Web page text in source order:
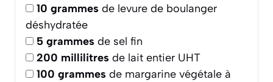
10 grammes de levure de boulanger
déshydratée
5 grammes de sel fin
200 millilitres de lait entier UHT
100 grammes de margarine végétale à